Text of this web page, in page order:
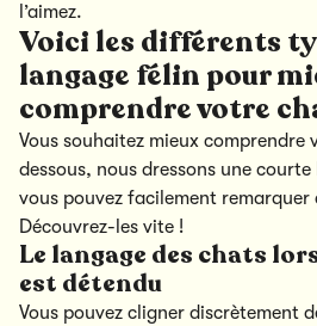
l’aimez.
Voici les différents
langage félin pour
comprendre votre
Vous souhaitez mieux comprendre
dessous, nous dressons une
vous pouvez facilement remarquer
Découvrez-les vite !
Le langage des chats
est détendu
Vous pouvez cligner discrètement